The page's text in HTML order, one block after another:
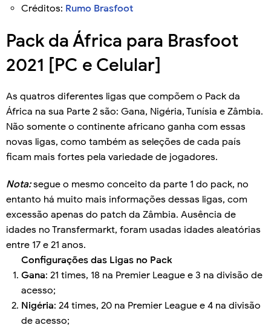
Créditos: Rumo Brasfoot
Pack da África para Brasfoot
2021 [PC e Celular]
As quatros diferentes ligas que compõem o Pack da
África na sua Parte 2 são: Gana, Nigéria, Tunísia e Zâmbia.
Não somente o continente africano ganha com essas
novas ligas, como também as seleções de cada país
ficam mais fortes pela variedade de jogadores.
Nota:segue o mesmo conceito da parte 1 do pack, no
entanto há muito mais informações dessas ligas, com
excessão apenas do patch da Zâmbia. Ausência de
idades no Transfermarkt, foram usadas idades aleatórias
entre 17 e 21 anos.
Configurações das Ligas no Pack
Gana: 21 times, 18 na Premier League e 3 na divisão de
acesso;
Nigéria: 24 times, 20 na Premier League e 4 na divisão
de acesso;